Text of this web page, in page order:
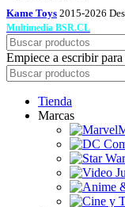
Kame Toys 2015-2026
Multimedia BSR.CL
Empiece a escribir
Tienda
Marcas